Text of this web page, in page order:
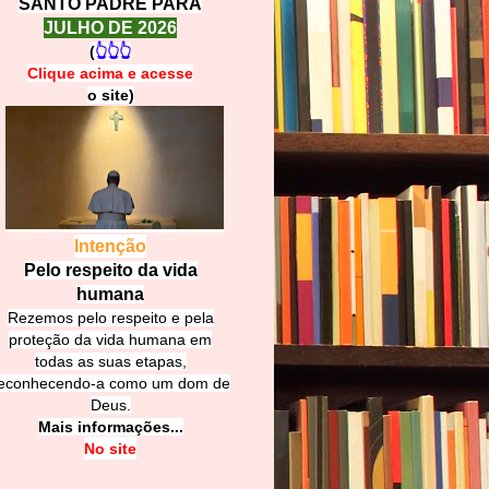
SANTO PADRE PARA
JULHO DE 2026
(👆👆👆
Clique acima e acesse
o site)
Intenção
Pelo respeito da vida
humana
Rezemos pelo respeito e pela
proteção da vida humana em
todas as suas etapas,
a como um dom de
Deus.
Mais informações...
No site